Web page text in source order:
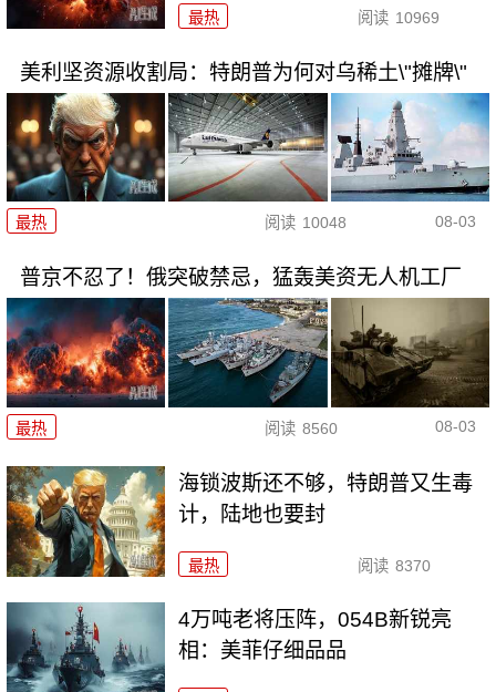
最热 阅读 10969
美利坚资源收割局：特朗普为何对乌稀土\"摊牌\"
最热 阅读 10048 08-03
普京不忍了！俄突破禁忌，猛轰美资无人机工厂
最热 阅读 8560 08-03
海锁波斯还不够，特朗普又生毒
计，陆地也要封
最热 阅读 8370
4万吨老将压阵，054B新锐亮
相：美菲仔细品品